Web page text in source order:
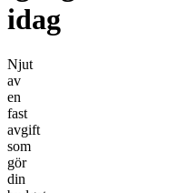
idag
Njut
av
en
fast
avgift
som
gör
din